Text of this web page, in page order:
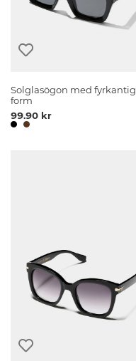
Solglasögon med fyrkantig
form
99.90 kr